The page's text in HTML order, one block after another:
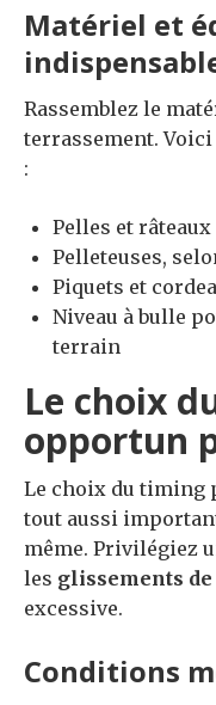
Matériel et
Rassemblez le
terrassement.
:
Pelles et râteaux
Pelleteuses,
Piquets et
Niveau à bulle
terrain
Le choix
opportun
Le choix du timing
tout aussi
même. Privilégiez
les glissements
excessive.
Conditions